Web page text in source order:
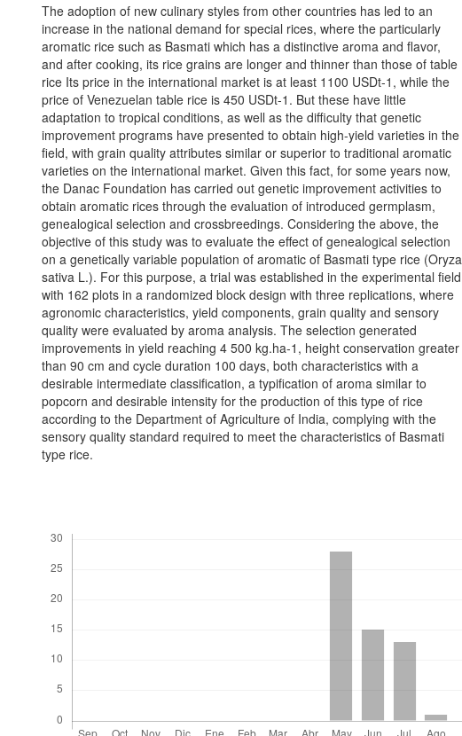
The adoption of new culinary styles from other countries has led to an
increase in the national demand for special rices, where the particularly
aromatic rice such as Basmati which has a distinctive aroma and flavor,
and after cooking, its rice grains are longer and thinner than those of table
rice Its price in the international market is at least 1100 USDt-1, while the
price of Venezuelan table rice is 450 USDt-1. But these have little
adaptation to tropical conditions, as well as the difficulty that genetic
improvement programs have presented to obtain high-yield varieties in the
field, with grain quality attributes similar or superior to traditional aromatic
varieties on the international market. Given this fact, for some years now,
the Danac Foundation has carried out genetic improvement activities to
obtain aromatic rices through the evaluation of introduced germplasm,
genealogical selection and crossbreedings. Considering the above, the
objective of this study was to evaluate the effect of genealogical selection
on a genetically variable population of aromatic of Basmati type rice (Oryza
sativa L.). For this purpose, a trial was established in the experimental field
with 162 plots in a randomized block design with three replications, where
agronomic characteristics, yield components, grain quality and sensory
quality were evaluated by aroma analysis. The selection generated
improvements in yield reaching 4 500 kg.ha-1, height conservation greater
than 90 cm and cycle duration 100 days, both characteristics with a
desirable intermediate classification, a typification of aroma similar to
popcorn and desirable intensity for the production of this type of rice
according to the Department of Agriculture of India, complying with the
sensory quality standard required to meet the characteristics of Basmati
type rice.